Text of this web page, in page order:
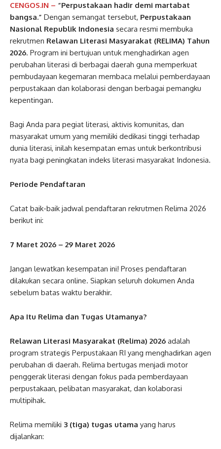
CENGOS.IN – “Perpustakaan hadir demi martabat
bangsa.” Dengan semangat tersebut, Perpustakaan
Nasional Republik Indonesia secara resmi membuka
rekrutmen Relawan Literasi Masyarakat (RELIMA) Tahun
2026. Program ini bertujuan untuk menghadirkan agen
perubahan literasi di berbagai daerah guna memperkuat
pembudayaan kegemaran membaca melalui pemberdayaan
perpustakaan dan kolaborasi dengan berbagai pemangku
kepentingan.
Bagi Anda para pegiat literasi, aktivis komunitas, dan
masyarakat umum yang memiliki dedikasi tinggi terhadap
dunia literasi, inilah kesempatan emas untuk berkontribusi
nyata bagi peningkatan indeks literasi masyarakat Indonesia.
Periode Pendaftaran
Catat baik-baik jadwal pendaftaran rekrutmen Relima 2026
berikut ini:
7 Maret 2026 – 29 Maret 2026
Jangan lewatkan kesempatan ini! Proses pendaftaran
dilakukan secara online. Siapkan seluruh dokumen Anda
sebelum batas waktu berakhir.
Apa Itu Relima dan Tugas Utamanya?
Relawan Literasi Masyarakat (Relima) 2026 adalah
program strategis Perpustakaan RI yang menghadirkan agen
perubahan di daerah. Relima bertugas menjadi motor
penggerak literasi dengan fokus pada pemberdayaan
perpustakaan, pelibatan masyarakat, dan kolaborasi
multipihak.
Relima memiliki 3 (tiga) tugas utama yang harus
dijalankan: